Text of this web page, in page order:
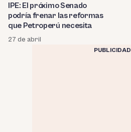
IPE: El próximo Senado
podría frenar las reformas
que Petroperú necesita
27 de abril
PUBLICIDAD